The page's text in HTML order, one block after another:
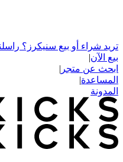
تريد شراء أو بيع سنيكرز؟
بيع الآن|
ابحث عن متجر |
المساعدة|
المدونة